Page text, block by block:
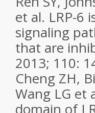
et al. LRP-6
signaling
that are
2013; 110:
Cheng ZH,
Wang LG et
domain of